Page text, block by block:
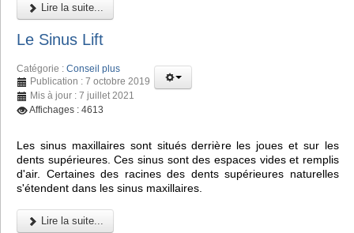
Lire la suite...
Le Sinus Lift
Catégorie : Conseil plus
Publication : 7 octobre 2019
Mis à jour : 7 juillet 2021
Affichages : 4613
Les sinus maxillaires sont situés derrière les joues et sur les
dents supérieures. Ces sinus sont des espaces vides et remplis
d'air. Certaines des racines des dents supérieures naturelles
s'étendent dans les sinus maxillaires.
Lire la suite...